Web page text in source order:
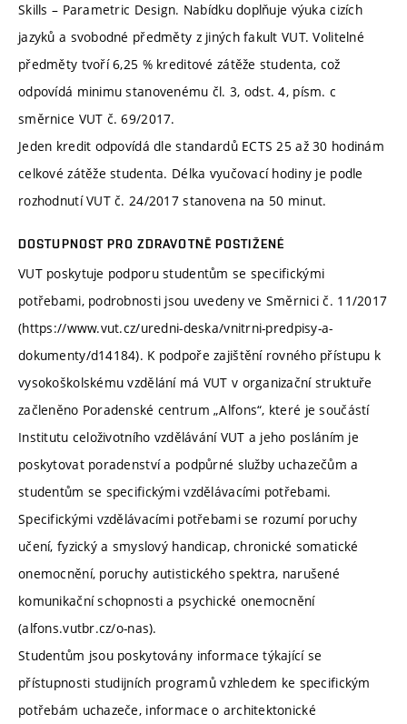
Skills – Parametric Design. Nabídku doplňuje výuka cizích
jazyků a svobodné předměty z jiných fakult VUT. Volitelné
předměty tvoří 6,25 % kreditové zátěže studenta, což
odpovídá minimu stanovenému čl. 3, odst. 4, písm. c
směrnice VUT č. 69/2017.
Jeden kredit odpovídá dle standardů ECTS 25 až 30 hodinám
celkové zátěže studenta. Délka vyučovací hodiny je podle
rozhodnutí VUT č. 24/2017 stanovena na 50 minut.
DOSTUPNOST PRO ZDRAVOTNĚ POSTIŽENÉ
VUT poskytuje podporu studentům se specifickými
potřebami, podrobnosti jsou uvedeny ve Směrnici č. 11/2017
(https://www.vut.cz/uredni-deska/vnitrni-predpisy-a-
dokumenty/d14184). K podpoře zajištění rovného přístupu k
vysokoškolskému vzdělání má VUT v organizační struktuře
začleněno Poradenské centrum „Alfons“, které je součástí
Institutu celoživotního vzdělávání VUT a jeho posláním je
poskytovat poradenství a podpůrné služby uchazečům a
studentům se specifickými vzdělávacími potřebami.
Specifickými vzdělávacími potřebami se rozumí poruchy
učení, fyzický a smyslový handicap, chronické somatické
onemocnění, poruchy autistického spektra, narušené
komunikační schopnosti a psychické onemocnění
(alfons.vutbr.cz/o-nas).
Studentům jsou poskytovány informace týkající se
přístupnosti studijních programů vzhledem ke specifickým
potřebám uchazeče, informace o architektonické